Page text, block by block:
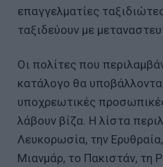
επαγγελματίες
ταξιδεύουν με
Οι πολίτες που
κατάλογο θα
υποχρεωτικές
λάβουν βίζα. Η λίστα
Λευκορωσία, την
Μιανμάρ, το Πακιστάν, τη